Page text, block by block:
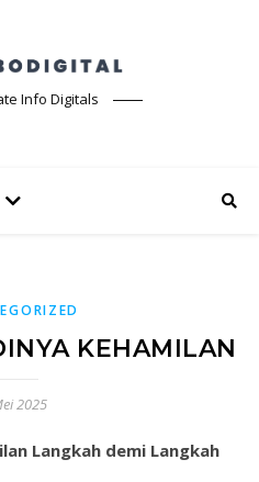
Info Digitals
KEHAMILAN
2025
Langkah demi Langkah